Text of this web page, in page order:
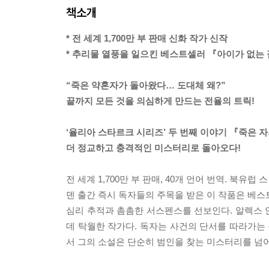
책소개
* 전 세계 1,700만 부 판매 신화 작가 신작
* 추리물 열풍을 일으킨 베스트셀러 『아이가 없는
“죽은 약혼자가 돌아왔다… 도대체 왜?”
끝까지 모든 것을 의심하게 만드는 전율의 트릭!
‘율리아 스타르크 시리즈’ 두 번째 이야기 『죽은
더 정교하고 충격적인 미스터리로 돌아오다!
전 세계 1,700만 부 판매, 40개 언어 번역. 북유럽
덴 출간 즉시 독자들의 주목을 받은 이 작품은 베
심리 추적과 촘촘한 서스펜스를 선보인다. 알렉
데 탁월한 작가다. 독자는 사건의 단서를 따라가
서 그의 소설은 단순히 범인을 찾는 미스터리를